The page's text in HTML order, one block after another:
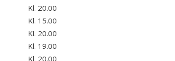
Kl. 20.00
Kl. 15.00
Kl. 20.00
Kl. 19.00
Kl. 20.00